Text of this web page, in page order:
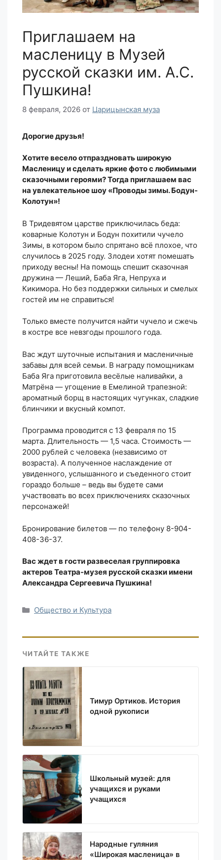
Приглашаем на
масленицу в Музей
русской сказки им. А.С.
Пушкина!
8 февраля, 2026 от Царицынская муза
Дорогие друзья!
Хотите весело отпраздновать широкую
Масленицу и сделать яркие фото с любимыми
сказочными героями? Тогда приглашаем вас
на увлекательное шоу «Проводы зимы. Бодун-
Колотун»!
В Тридевятом царстве приключилась беда:
коварные Колотун и Бодун похитили чучело
Зимы, в котором было спрятано всё плохое, что
случилось в 2025 году. Злодеи хотят помешать
приходу весны! На помощь спешит сказочная
дружина — Леший, Баба Яга, Непруха и
Кикимора. Но без поддержки сильных и смелых
гостей им не справиться!
Только вместе получится найти чучело и сжечь
в костре все невзгоды прошлого года.
Вас ждут шуточные испытания и масленичные
забавы для всей семьи. В награду помощникам
Баба Яга приготовила весёлые наливайки, а
Матрёна — угощение в Емелиной трапезной:
ароматный борщ в настоящих чугунках, сладкие
блинчики и вкусный компот.
Программа проводится с 13 февраля по 15
марта. Длительность — 1,5 часа. Стоимость —
2000 рублей с человека (независимо от
возраста). А полученное наслаждение от
увиденного, услышанного и съеденного стоит
гораздо больше – ведь вы будете сами
участвовать во всех приключениях сказочных
персонажей!
Бронирование билетов — по телефону 8-904-
408-36-37.
Вас ждет в гости развеселая группировка
актеров Театра-музея русской сказки имени
Александра Сергеевича Пушкина!
Рубрики
Общество и Культура
ЧИТАЙТЕ ТАКЖЕ
Тимур Ортиков. История
одной рукописи
Школьный музей: для
учащихся и руками
учащихся
Народные гуляния
«Широкая масленица» в